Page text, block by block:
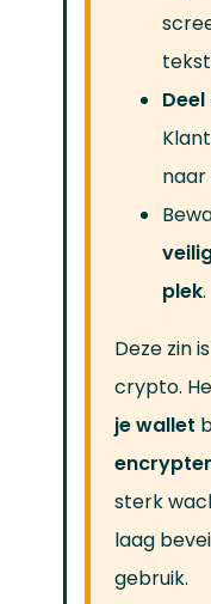
naar
plek.
Deze zin
crypto.
je wallet
sterk
laag
gebruik.